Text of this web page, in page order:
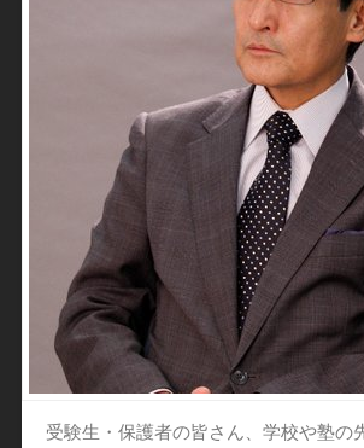
受験生・保護者の皆さん、学校や塾の